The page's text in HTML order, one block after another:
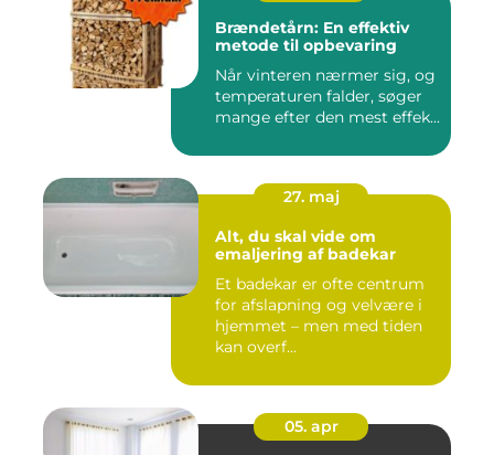
Brændetårn: En effektiv
metode til opbevaring
Når vinteren nærmer sig, og
temperaturen falder, søger
mange efter den mest effek...
27. maj
Alt, du skal vide om
emaljering af badekar
Et badekar er ofte centrum
for afslapning og velvære i
hjemmet – men med tiden
kan overf...
05. apr